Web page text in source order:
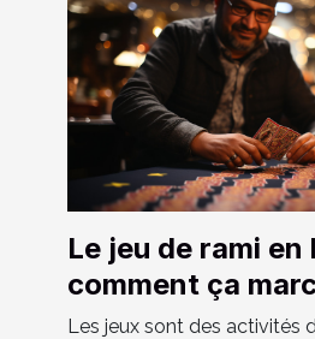
Le jeu de rami en
comment ça
Les jeux sont des activités